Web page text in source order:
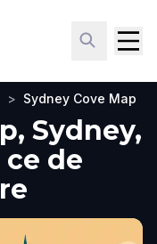
> Sydney Cove Map
Sydney,
de